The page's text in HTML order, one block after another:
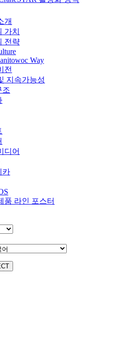
개
가치
전략
Way
전
지속가능성
조
디어
카
품 라인 포스터